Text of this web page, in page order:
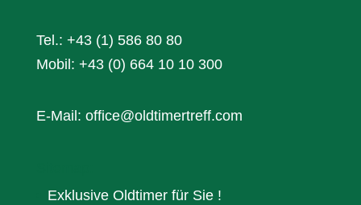
Tel.: +43 (1) 586 80 80
Mobil: +43 (0) 664 10 10 300
E-Mail: office@oldtimertreff.com
Exklusive Oldtimer für Sie !